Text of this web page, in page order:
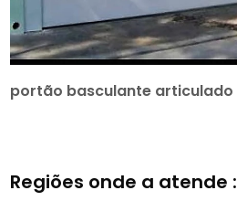
portão basculante articulado
Regiões onde a atende :